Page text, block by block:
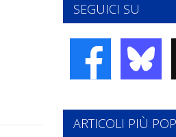
SEGUICI SU
ARTICOLI PIÙ